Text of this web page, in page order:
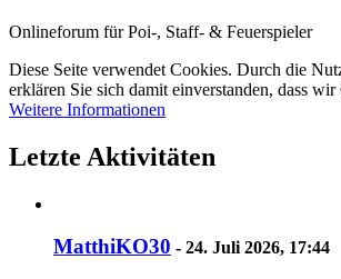
Onlineforum für Poi-, Staff- & Feuerspieler
Diese Seite verwendet Cookies. Durch die
erklären Sie sich damit einverstanden, dass wir
Weitere Informationen
Letzte Aktivitäten
MatthiKO30 - 24. Juli 2026, 17:44